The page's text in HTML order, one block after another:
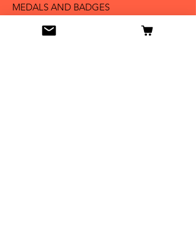
MEDALS AND BADGES
BAYONETS